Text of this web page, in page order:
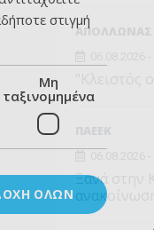
ΑΠΟΛΛΩΝΑΣ
06.08.2026 -
"Κλειστός
06.08.2026
Ξανά στην
στιγμή
Μη
ταξινομημένα
ΌΛΩΝ